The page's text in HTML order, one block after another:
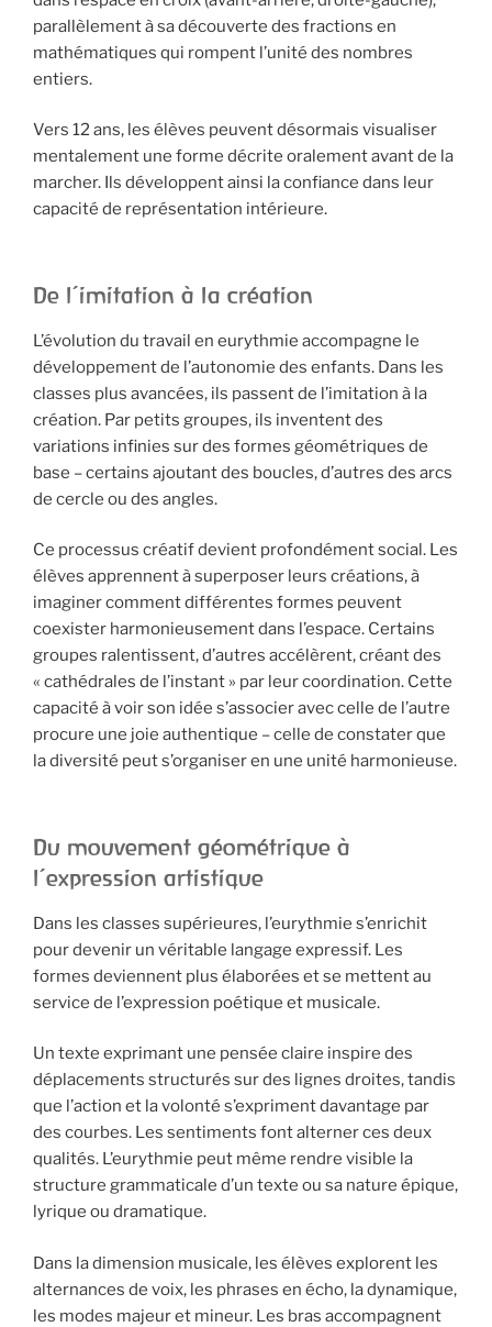
parallèlement à sa découverte des fractions en
mathématiques qui rompent l’unité des nombres
entiers.
Vers 12 ans, les élèves peuvent désormais visualiser
mentalement une forme décrite oralement avant de la
marcher. Ils développent ainsi la confiance dans leur
capacité de représentation intérieure.
De l’imitation à la création
L’évolution du travail en eurythmie accompagne le
développement de l’autonomie des enfants. Dans les
classes plus avancées, ils passent de l’imitation à la
création. Par petits groupes, ils inventent des
variations infinies sur des formes géométriques de
base – certains ajoutant des boucles, d’autres des arcs
de cercle ou des angles.
Ce processus créatif devient profondément social. Les
élèves apprennent à superposer leurs créations, à
imaginer comment différentes formes peuvent
coexister harmonieusement dans l’espace. Certains
groupes ralentissent, d’autres accélèrent, créant des
« cathédrales de l’instant » par leur coordination. Cette
capacité à voir son idée s’associer avec celle de l’autre
procure une joie authentique – celle de constater que
la diversité peut s’organiser en une unité harmonieuse.
Du mouvement géométrique à
l’expression artistique
Dans les classes supérieures, l’eurythmie s’enrichit
pour devenir un véritable langage expressif. Les
formes deviennent plus élaborées et se mettent au
service de l’expression poétique et musicale.
Un texte exprimant une pensée claire inspire des
déplacements structurés sur des lignes droites, tandis
que l’action et la volonté s’expriment davantage par
des courbes. Les sentiments font alterner ces deux
qualités. L’eurythmie peut même rendre visible la
structure grammaticale d’un texte ou sa nature épique,
lyrique ou dramatique.
Dans la dimension musicale, les élèves explorent les
alternances de voix, les phrases en écho, la dynamique,
les modes majeur et mineur. Les bras accompagnent